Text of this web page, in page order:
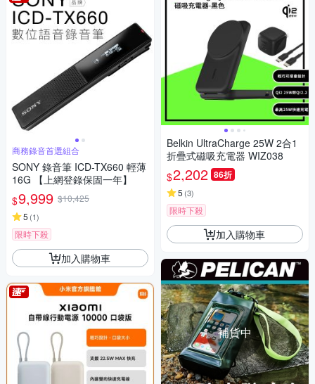
商務錄音首選組合
SONY 錄音筆 ICD-TX660 輕薄
16G 【上網登錄保固一年】
$9,999 $10,425
5 (1)
限時下殺
加入購物車
Belkin UltraCharge 25W 2合1
折疊式磁吸充電器 WIZ038
$2,202 86折
5 (3)
限時下殺
加入購物車
補貨中